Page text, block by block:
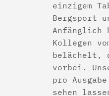
einzigem
Bergsport
Anfänglich
Kollegen
belächelt,
vorbei.
pro
sehen